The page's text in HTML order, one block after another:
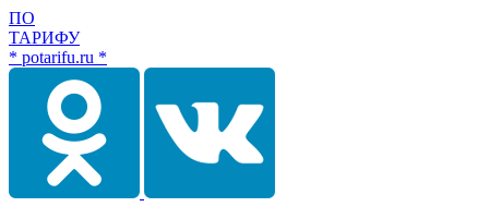
ПО
ТАРИФУ
* potarifu.ru *